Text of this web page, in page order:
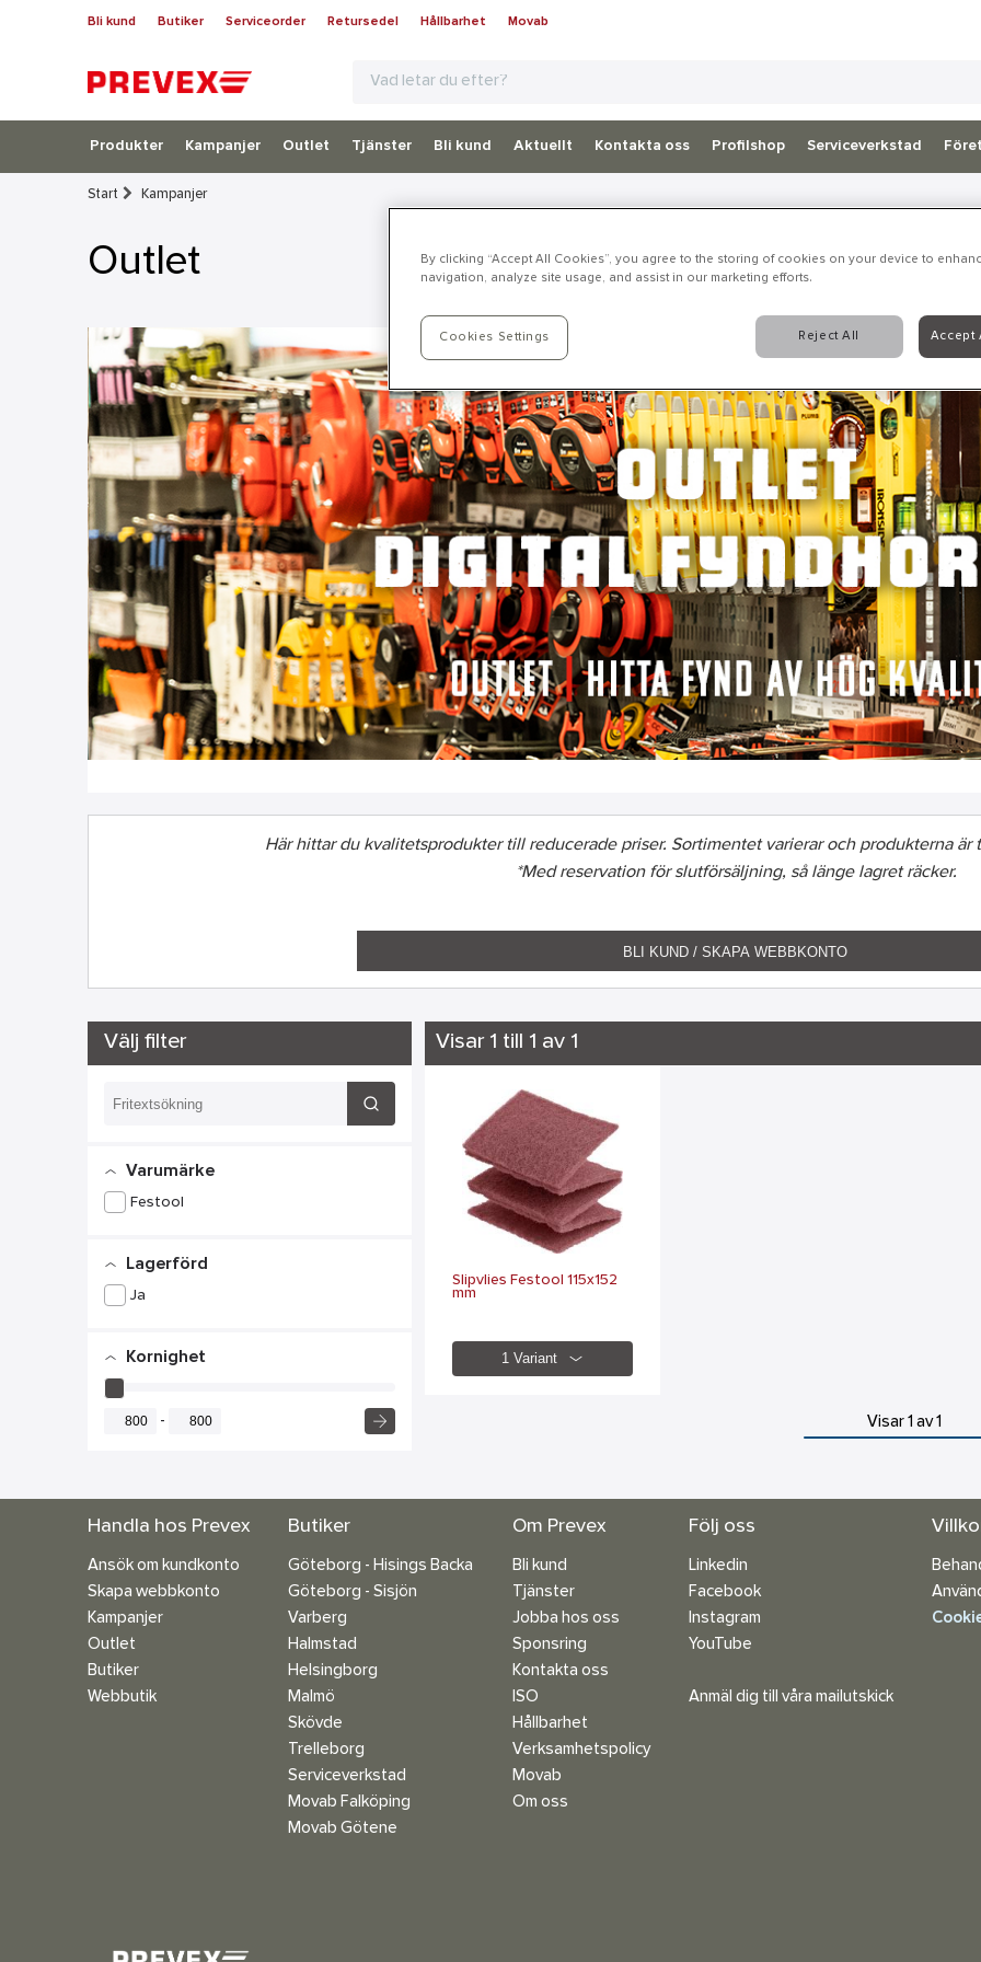
Bli kund Butiker Serviceorder Retursedel Hållbarhet Movab
Produkter Kampanjer Outlet Tjänster Bli kund Aktuellt Kontakta oss Profilshop Serviceverkstad
Start Kampanjer
Outlet
Här hittar du kvalitetsprodukter till reducerade priser. Sortimentet varierar och produkterna är
*Med reservation för slutförsäljning, så länge lagret räcker.
BLI KUND / SKAPA WEBBKONTO
Välj filter
Varumärke
Festool
Lagerförd
Ja
Kornighet
-
Visar 1 till 1 av 1
Slipvlies Festool 115x152
mm
1 Variant
Visar 1 av 1
Handla hos Prevex
Ansök om kundkonto
Skapa webbkonto
Kampanjer
Outlet
Butiker
Webbutik
Butiker
Göteborg - Hisings Backa
Göteborg - Sisjön
Varberg
Halmstad
Helsingborg
Malmö
Skövde
Trelleborg
Serviceverkstad
Movab Falköping
Movab Götene
Om Prevex
Bli kund
Tjänster
Jobba hos oss
Sponsring
Kontakta oss
ISO
Hållbarhet
Verksamhetspolicy
Movab
Om oss
Följ oss
Linkedin
Facebook
Instagram
YouTube
Anmäl dig till våra mailutskick
By clicking “Accept All Cookies”, you agree to the storing of cookies on your device to
navigation, analyze site usage, and assist in our marketing efforts.
Cookies Settings Reject All Accept